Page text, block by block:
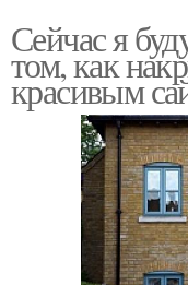
Сейчас я
том, как
красивым